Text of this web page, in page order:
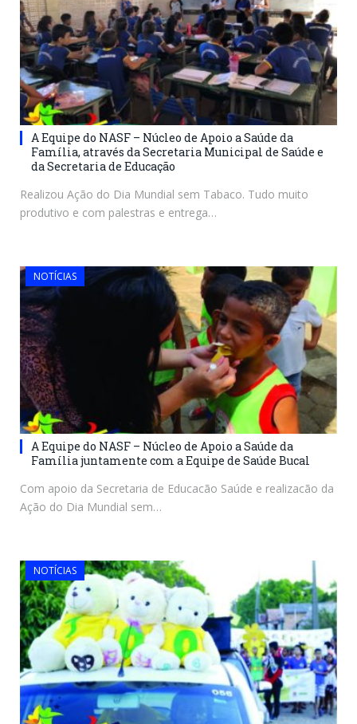
A Equipe do NASF – Núcleo de Apoio a Saúde da
Família, através da Secretaria Municipal de Saúde e
da Secretaria de Educação
Realizou Ação do Dia Mundial sem Tabaco. Tudo muito
produtivo e com palestras e entrega…
NOTÍCIAS
A Equipe do NASF – Núcleo de Apoio a Saúde da
Família juntamente com a Equipe de Saúde Bucal
Com apoio da Secretaria de Educacão Saúde e realizacão da
Ação do Dia Mundial sem…
NOTÍCIAS